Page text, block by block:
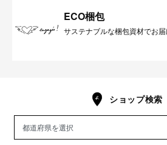
ECO梱包
サステナブルな梱包資材でお
ショップ検索